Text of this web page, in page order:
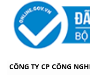
CÔNG TY CP CÔNG